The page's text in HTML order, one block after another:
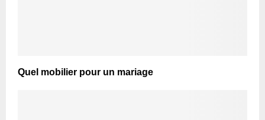
Quel mobilier pour un mariage